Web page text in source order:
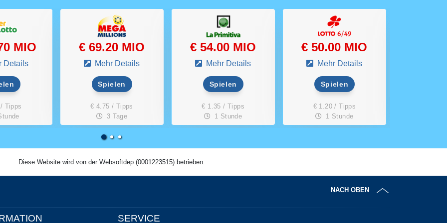
MIO
Details
Tipps
€ 69.20 MIO
Mehr Details
Spielen
€ 4.75 / Tipps
3 Tage
€ 54.00 MIO
Mehr Details
Spielen
€ 1.35 / Tipps
1 Stunde
€ 50.00 MIO
Mehr Details
Spielen
€ 1.20 / Tipps
1 Stunde
Diese Website wird von der Websoftdep (0001223515) betrieben.
NACH OBEN
SERVICE